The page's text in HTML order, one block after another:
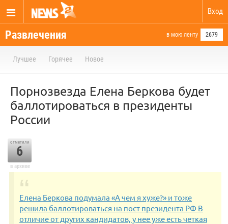
Вход
Развлечения в мою ленту 2679
Лучшее Горячее Новое
Порнозвезда Елена Беркова будет
баллотироваться в президенты
России
отметили
6
в архиве
Елена Беркова подумала «А чем я хуже?» и тоже
решила баллотироваться на пост президента РФ В
отличие от других кандидатов, у нее уже есть четкая